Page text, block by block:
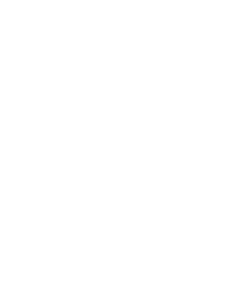
in new window)